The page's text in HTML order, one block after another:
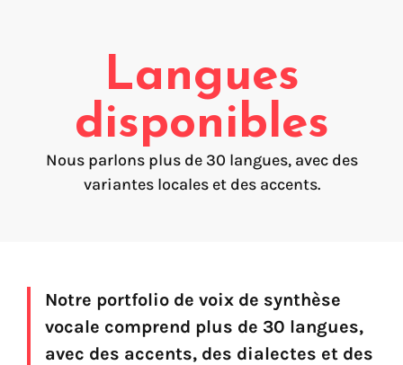
Préservation de la voix (My-Own-Voice)
Production audio on line (Pro)
Trouvez votre solution
Langues
disponibles
Nous parlons plus de 30 langues, avec des
variantes locales et des accents.
Notre portfolio de voix de synthèse
vocale comprend plus de 30 langues,
avec des accents, des dialectes et des